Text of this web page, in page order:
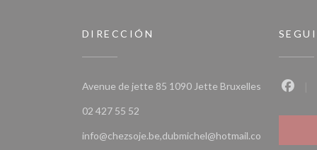
DIRECCIÓN
Avenue de jette 85 1090 Jette Bruxelles((abre en
02 427 55 52
info@chezsoje.be,dubmichel@hotmail.co